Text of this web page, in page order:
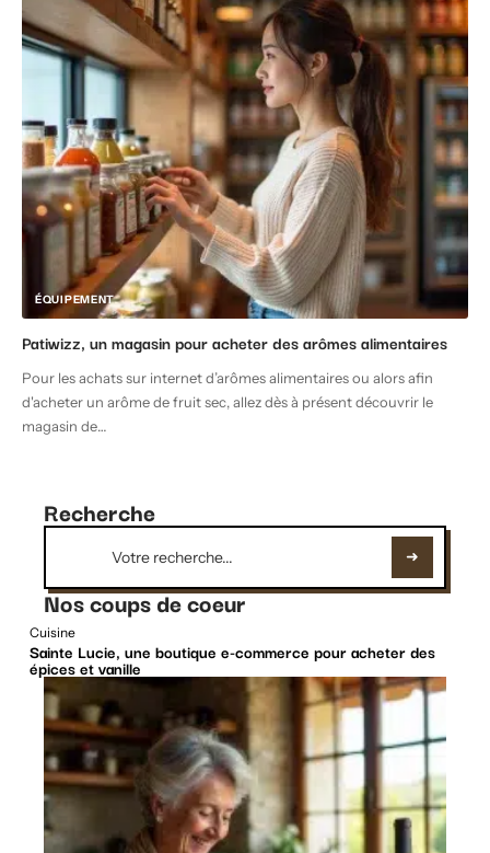
ÉQUIPEMENT
Patiwizz, un magasin pour acheter des arômes alimentaires
Pour les achats sur internet d’arômes alimentaires ou alors afin
d'acheter un arôme de fruit sec, allez dès à présent découvrir le
magasin de…
Recherche
Nos coups de coeur
Cuisine
Sainte Lucie, une boutique e-commerce pour acheter des
épices et vanille